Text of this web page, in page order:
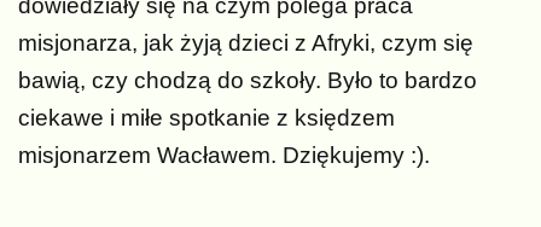
dowiedziały się na czym polega praca
misjonarza, jak żyją dzieci z Afryki, czym się
bawią, czy chodzą do szkoły. Było to bardzo
ciekawe i miłe spotkanie z księdzem
misjonarzem Wacławem. Dziękujemy :).